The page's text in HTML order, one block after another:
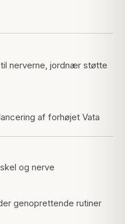
nerverne, jordnær støtte
af forhøjet Vata
og nerve
genoprettende rutiner